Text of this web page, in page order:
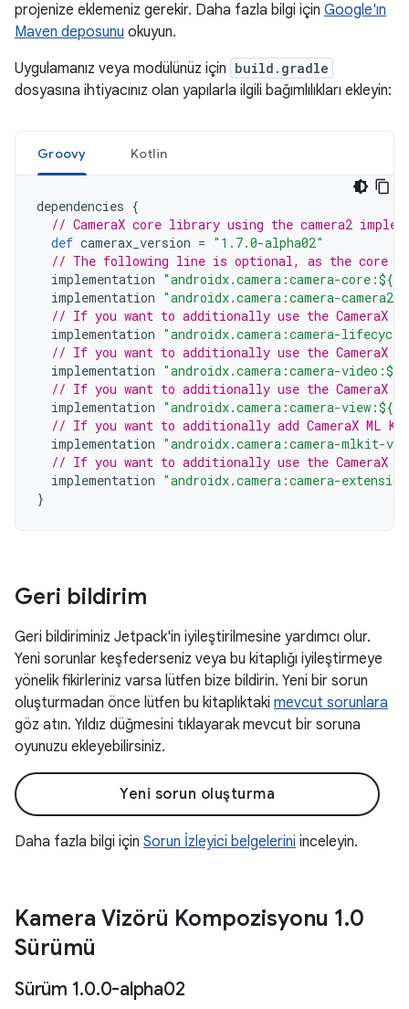
projenize eklemeniz gerekir. Daha fazla bilgi için Google'ın
Maven deposunu okuyun.
Uygulamanız veya modülünüz için build.gradle
dosyasına ihtiyacınız olan yapılarla ilgili bağımlılıkları ekleyin:
Groovy Kotlin
dependencies {
// CameraX core library using the camera2
def camerax_version = "1.7.0-alpha02"
// The following line is optional, as the core
implementation "androidx.camera:camera-
implementation "androidx.camera:camera-
// If you want to additionally use the CameraX
implementation "androidx.camera:camera-
// If you want to additionally use the CameraX
implementation "androidx.camera:camera-
// If you want to additionally use the CameraX
implementation "androidx.camera:camera-
// If you want to additionally add CameraX ML
implementation "androidx.camera:camera-mlkit-
// If you want to additionally use the CameraX
implementation "androidx.camera:camera-
}
Geri bildirim
Geri bildiriminiz Jetpack'in iyileştirilmesine yardımcı olur.
Yeni sorunlar keşfederseniz veya bu kitaplığı iyileştirmeye
yönelik fikirleriniz varsa lütfen bize bildirin. Yeni bir sorun
oluşturmadan önce lütfen bu kitaplıktaki mevcut sorunlara
göz atın. Yıldız düğmesini tıklayarak mevcut bir soruna
oyunuzu ekleyebilirsiniz.
Yeni sorun oluşturma
Daha fazla bilgi için Sorun İzleyici belgelerini inceleyin.
Kamera Vizörü Kompozisyonu 1.0
Sürümü
Sürüm 1.0.0-alpha02